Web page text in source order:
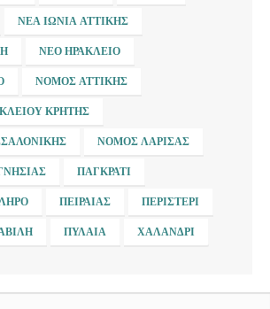
ΝΈΑ ΙΩΝΊΑ ΑΤΤΙΚΉΣ
ΝΈΟ ΗΡΆΚΛΕΙΟ
ΝΟΜΌΣ ΑΤΤΙΚΉΣ
ΚΡΉΤΗΣ
ΝΟΜΌΣ ΛΆΡΙΣΑΣ
ΠΑΓΚΡΆΤΙ
ΠΕΙΡΑΙΆΣ ΠΕΡΙΣΤΈΡΙ
ΠΥΛΑΊΑ ΧΑΛΆΝΔΡΙ